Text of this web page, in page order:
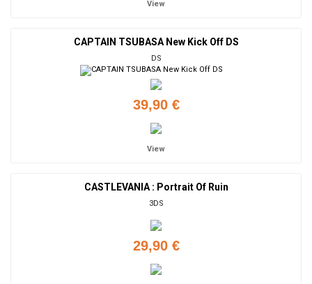
View
CAPTAIN TSUBASA New Kick Off DS
DS
39,90 €
View
CASTLEVANIA : Portrait Of Ruin
3DS
29,90 €